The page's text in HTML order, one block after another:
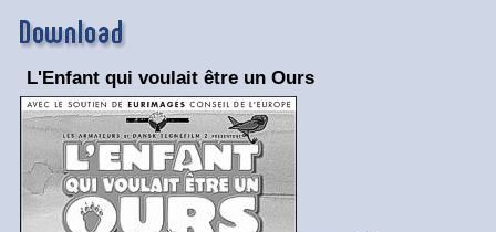
L'Enfant qui voulait être un Ours